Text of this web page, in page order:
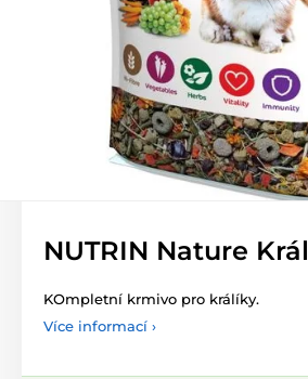
NUTRIN Nature
KOmpletní krmivo pro králíky.
Více informací ›